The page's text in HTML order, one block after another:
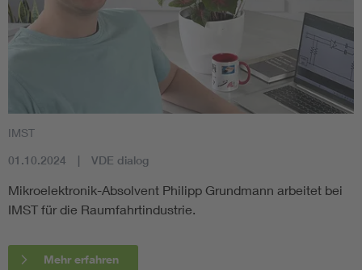
IMST
01.10.2024 VDE dialog
Mikroelektronik-Absolvent Philipp Grundmann arbeitet bei
IMST für die Raumfahrtindustrie.
Mehr erfahren